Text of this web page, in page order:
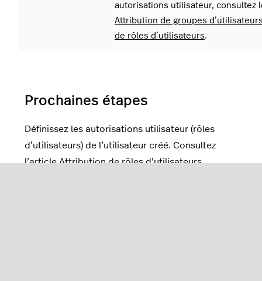
autorisations utilisateur, consultez
Attribution de groupes
de rôles d’utilisateurs.
Prochaines étapes
Définissez les autorisations utilisateur (rôles
d’utilisateurs) de l’utilisateur créé. Consultez
l’articleAttribution de rôles d’utilisateurs.